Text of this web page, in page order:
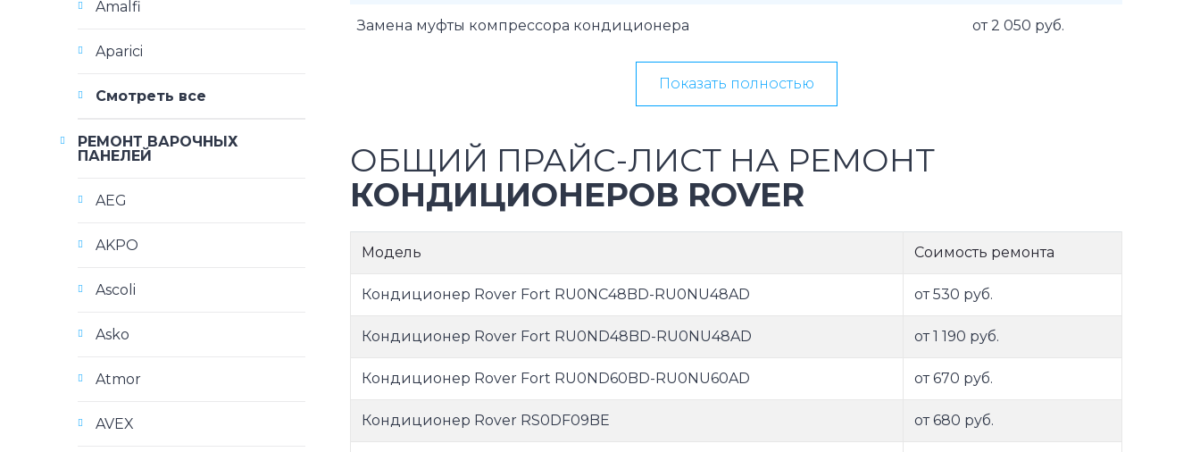
Замена муфты компрессора кондиционера от 2 050 руб.
Показать полностью
ОБЩИЙ ПРАЙС-ЛИСТ НА РЕМОНТ
КОНДИЦИОНЕРОВ ROVER
Модель Соимость ремонта
Кондиционер Rover Fort RU0NC48BD-RU0NU48AD от 530 руб.
Кондиционер Rover Fort RU0ND48BD-RU0NU48AD от 1 190 руб.
Кондиционер Rover Fort RU0ND60BD-RU0NU60AD от 670 руб.
Кондиционер Rover RS0DF09BE от 680 руб.
Amalfi
Aparici
Смотреть все
РЕМОНТ ВАРОЧНЫХ
ПАНЕЛЕЙ
AEG
AKPO
Ascoli
Asko
Atmor
AVEX